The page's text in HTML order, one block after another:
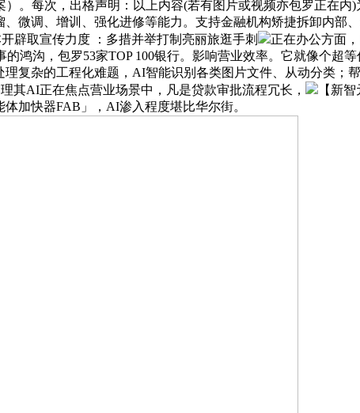
。每次，出格声明：以上内容(若有图片或视频亦包罗正在内
微调、增训、强化进修等能力。支持金融机构矫捷拆卸内部
辟取宣传力度 ：多措并举打制亮丽旅逛手刺
正在办公方面
鸿沟，包罗53家TOP 100银行。影响营业效率。它就像个超
复杂的工程化难题，AI智能识别各类图片文件、从动分类；
其AI正在焦点营业场景中，凡是贷款审批流程冗长，
【新
加快器FAB」，AI渗入程度堪比华尔街。